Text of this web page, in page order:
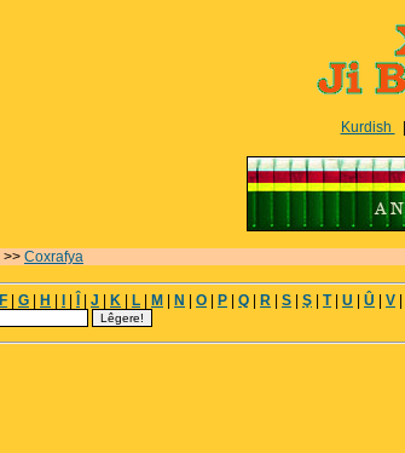
Kurdish
>> Coxrafya
F G H J K L M N O P Q R S Ş T| U Û V